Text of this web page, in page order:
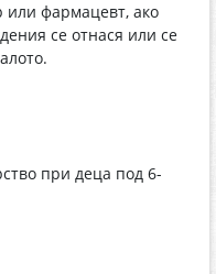
или фармацевт, ако
се отнася или се
при деца под 6-